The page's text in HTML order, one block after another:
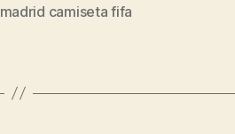
camiseta fifa